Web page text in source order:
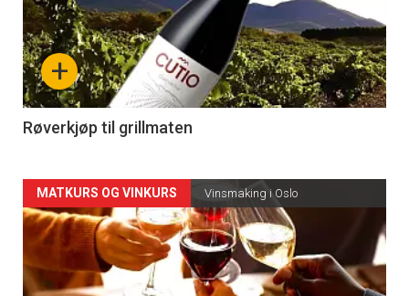
akkurat
nå
-
4
+
Røverkjøp til grillmaten
Forsiden
akkurat
nå
MATKURS OG VINKURS Vinsmaking i Oslo